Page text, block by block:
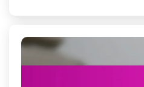
Ettevõtlus ja Äri
Raha kaotamine: Äri
ärevuse, stressi ja
navigeerimine